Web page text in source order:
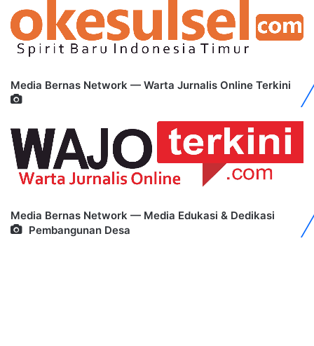
Media Bernas Network — Warta Jurnalis Online Terkini
Media Bernas Network — Media Edukasi & Dedikasi
Pembangunan Desa